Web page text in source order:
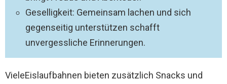
Geselligkeit: Gemeinsam lachen und sich
gegenseitig unterstützen schafft
unvergessliche Erinnerungen.
VieleEislaufbahnen bieten zusätzlich Snacks und